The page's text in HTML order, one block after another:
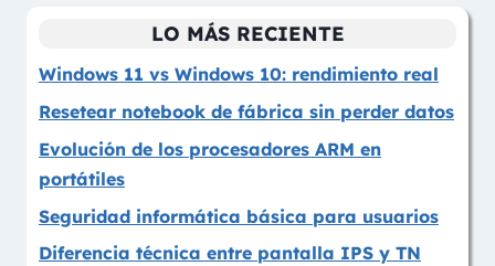
LO MÁS RECIENTE
Windows 11 vs Windows 10: rendimiento real
Resetear notebook de fábrica sin perder datos
Evolución de los procesadores ARM en
portátiles
Seguridad informática básica para usuarios
Diferencia técnica entre pantalla IPS y TN